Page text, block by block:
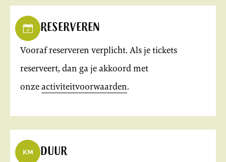
Reserveren
Vooraf reserveren verplicht. Als je tickets
reserveert, dan ga je akkoord met
onzeactiviteitvoorwaarden.
Duur